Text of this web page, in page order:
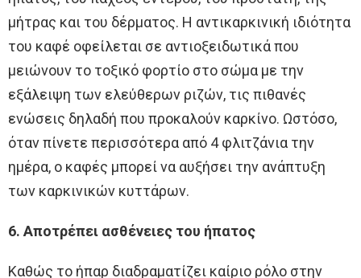
μήτρας και του δέρματος. Η αντικαρκινική ιδιότητα
του καφέ οφείλεται σε αντιοξειδωτικά που
μειώνουν το τοξικό φορτίο στο σώμα με την
εξάλειψη των ελεύθερων ριζών, τις πιθανές
ενώσεις δηλαδή που προκαλούν καρκίνο. Ωστόσο,
όταν πίνετε περισσότερα από 4 φλιτζάνια την
ημέρα, ο καφές μπορεί να αυξήσει την ανάπτυξη
των καρκινικών κυττάρων.
6. Αποτρέπει ασθένειες του ήπατος
Καθώς το ήπαρ διαδραματίζει καίριο ρόλο στην